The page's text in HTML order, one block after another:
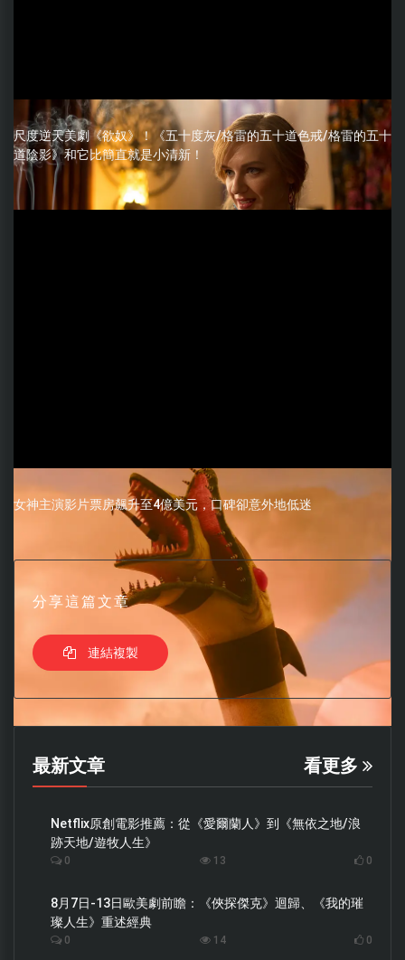
尺度逆天美劇《欲奴》！《五十度灰/格雷的五十道色戒/格雷的五十
道陰影》和它比簡直就是小清新！
女神主演影片票房飆升至4億美元，口碑卻意外地低迷
分享這篇文章
連結複製
最新文章 看更多
Netflix原創電影推薦：從《愛爾蘭人》到《無依之地/浪
跡天地/遊牧人生》
0 13 0
8月7日-13日歐美劇前瞻：《俠探傑克》迴歸、《我的璀
璨人生》重述經典
0 14 0